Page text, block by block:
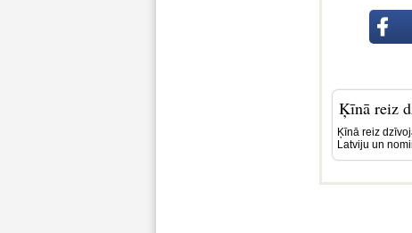
Ķīnā reiz
Ķīnā reiz
Latviju un